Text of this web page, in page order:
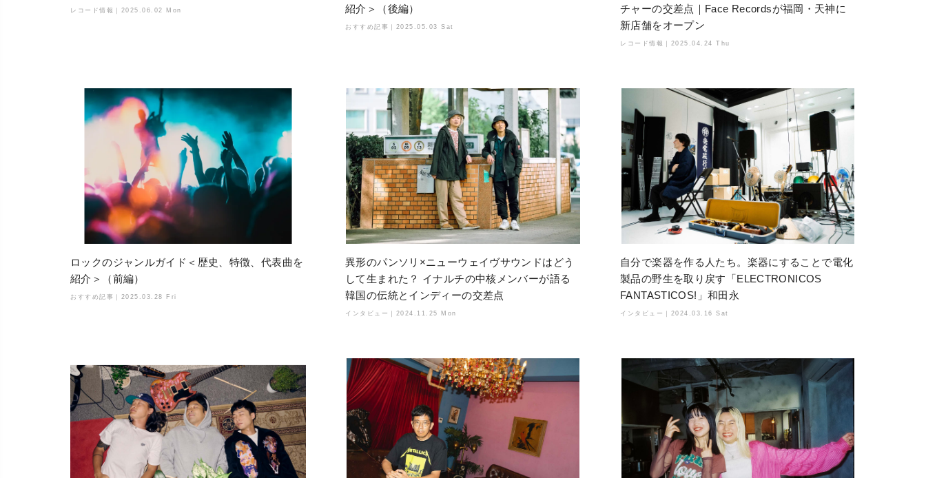
レコード情報｜ 2025.06.02 Mon
紹介＞（後編）
おすすめ記事｜ 2025.05.03 Sat
チャーの交差点｜Face Recordsが福岡・天神に
新店舗をオープン
レコード情報｜ 2025.04.24 Thu
ロックのジャンルガイド＜歴史、特徴、代表曲を
紹介＞（前編）
おすすめ記事｜ 2025.03.28 Fri
異形のパンソリ×ニューウェイヴサウンドはどう
して生まれた？ イナルチの中核メンバーが語る
韓国の伝統とインディーの交差点
インタビュー｜ 2024.11.25 Mon
自分で楽器を作る人たち。楽器にすることで電化
製品の野生を取り戻す「ELECTRONICOS
FANTASTICOS!」和田永
インタビュー｜ 2024.03.16 Sat